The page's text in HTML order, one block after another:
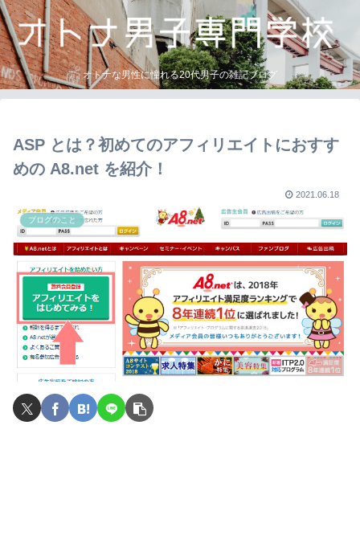
オトナな男性に憧れる20代男子の雑記ブログ
ASP とは？初めてのアフィリエイトにおすす
めの A8.net を紹介！
2021.06.18
ブログのこと